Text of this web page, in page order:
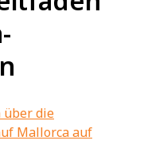
über die
Mallorca auf